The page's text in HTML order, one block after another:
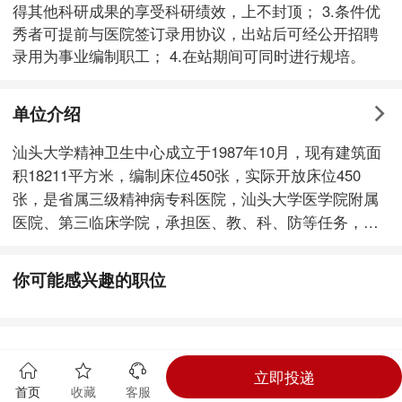
得其他科研成果的享受科研绩效，上不封顶； 3.条件优
秀者可提前与医院签订录用协议，出站后可经公开招聘
录用为事业编制职工； 4.在站期间可同时进行规培。
单位介绍
汕头大学精神卫生中心成立于1987年10月，现有建筑面
积18211平方米，编制床位450张，实际开放床位450
张，是省属三级精神病专科医院，汕头大学医学院附属
医院、第三临床学院，承担医、教、科、防等任务，先
先锋号”“广东省‘文明单位’”“全国百家百姓信赖的精神卫
生机构”等称号，并连续四年（2019-2022年）获得国家
省精神科医生培训中心，具有完善的精神病与精神卫生
学本硕博教育体系、博士后流动站，及加拿大曼尼托巴
你可能感兴趣的职位
首页 收藏 客服
立即投递